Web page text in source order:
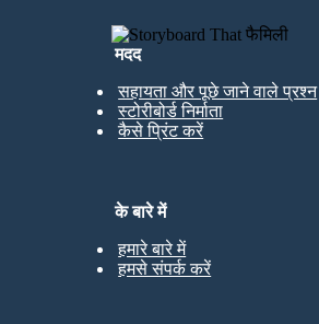
मदद
सहायता और पूछे जाने वाले प्रश्न
स्टोरीबोर्ड निर्माता
कैसे प्रिंट करें
के बारे में
हमारे बारे में
हमसे संपर्क करें